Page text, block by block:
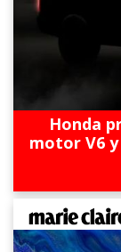
Honda
motor V6